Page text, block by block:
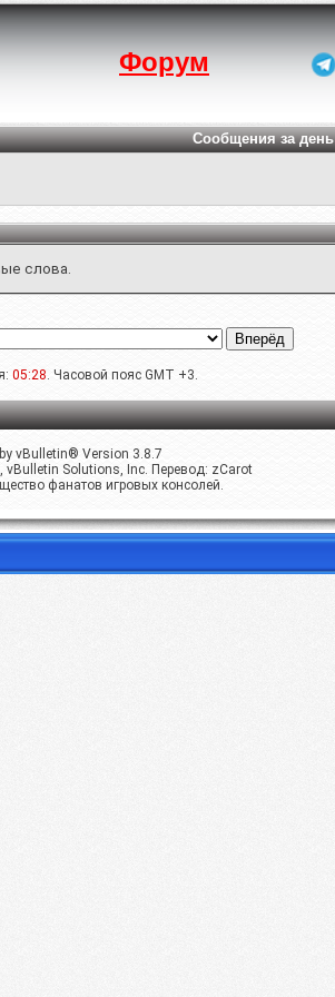
Форум
Сообщения за день
слова.
05:28. Часовой пояс GMT +3.
vBulletin® Version 3.8.7
Solutions, Inc. Перевод: zCarot
фанатов игровых консолей.